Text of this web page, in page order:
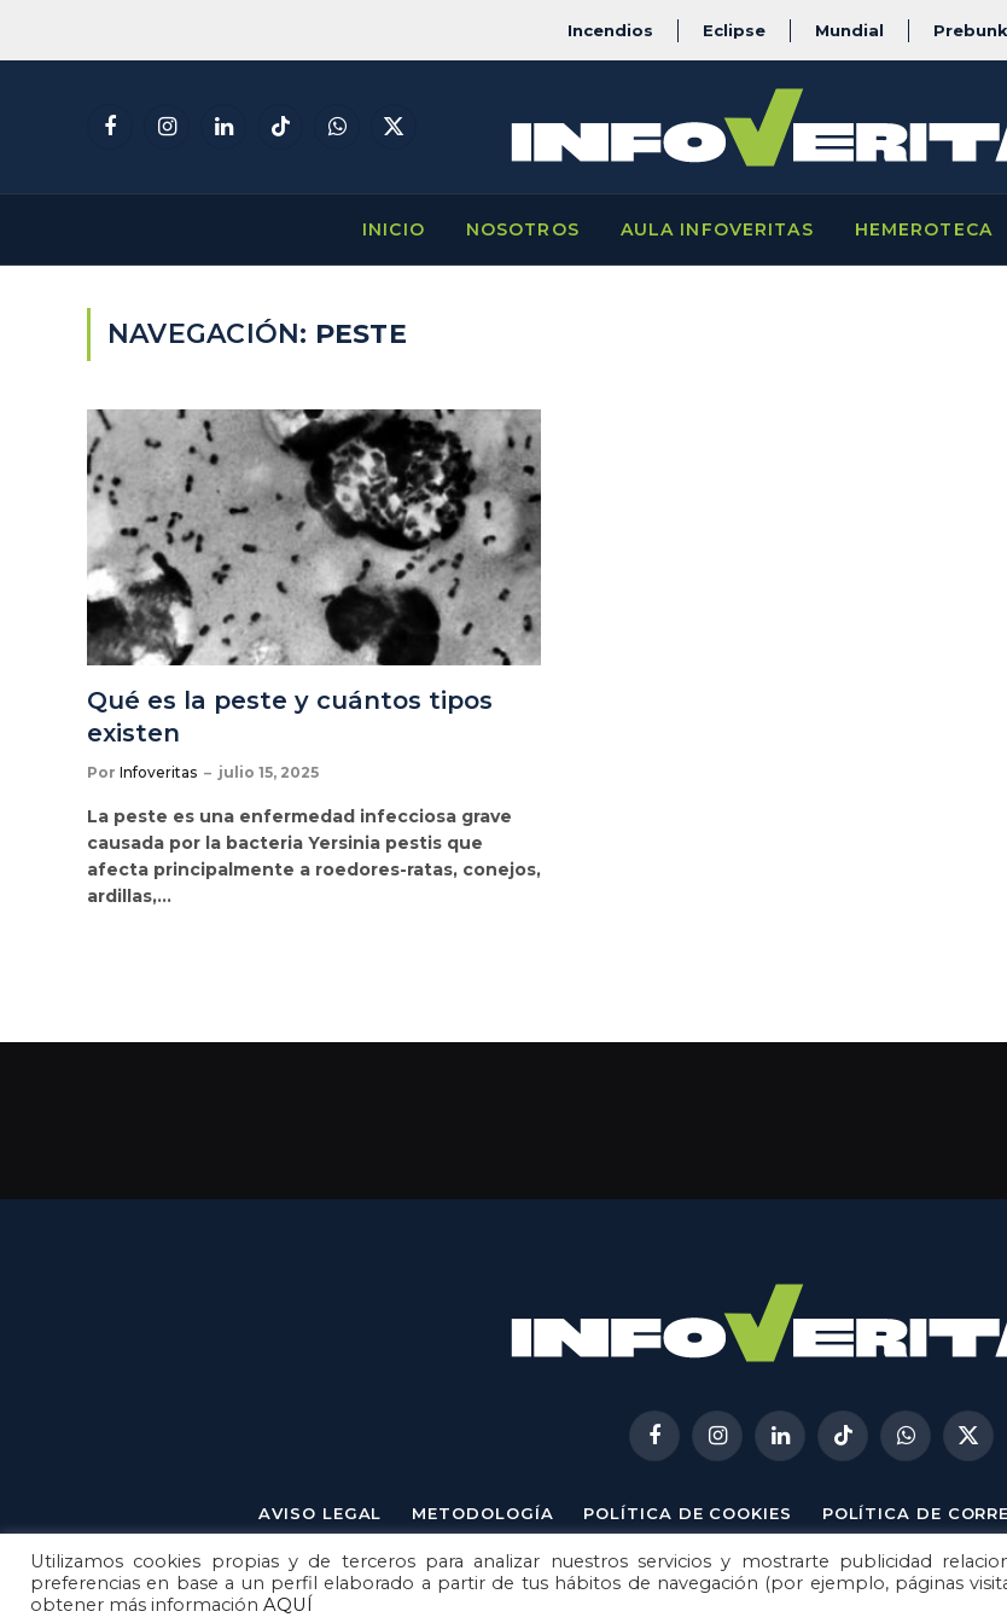
Incendios Eclipse Mundial
FacebookInstagramLinkedInTikTokWhatsApp
X
INICIO NOSOTROS AULA INFOVERITAS HEMEROTECA
NAVEGACIÓN: PESTE
Qué es la peste y cuántos tipos
existen
Por Infoveritas julio 15, 2025
La peste es una enfermedad infecciosa grave
causada por la bacteria Yersinia pestis que
afecta principalmente a roedores-ratas, conejos,
ardillas,…
FacebookInstagramLinkedInTikTokWhatsApp
X
AVISO LEGAL METODOLOGÍA POLÍTICA DE COOKIES POLÍTICA DE
© 2026 Metech. Todos los derechos
Utilizamos cookies propias y de terceros para analizar nuestros servicios y mostrarte publicidad
preferencias en base a un perfil elaborado a partir de tus hábitos de navegación (por ejemplo, páginas
obtener más información AQUÍ